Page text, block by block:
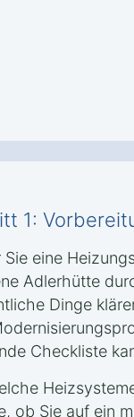
1:
Sie eine
Adlerhütte
Dinge
Checkliste
ob Sie auf ein